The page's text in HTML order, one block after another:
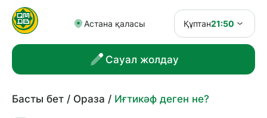
Астана қаласы Құптан21:50
Сауал жолдау
Басты бет Ораза Иғтикәф деген не?